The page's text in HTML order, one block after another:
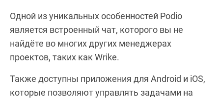
Одной из уникальных особенностей Podio
является встроенный чат, которого вы не
найдёте во многих других менеджерах
проектов, таких как Wrike.
Также доступны приложения для Android и iOS,
которые позволяют управлять задачами на